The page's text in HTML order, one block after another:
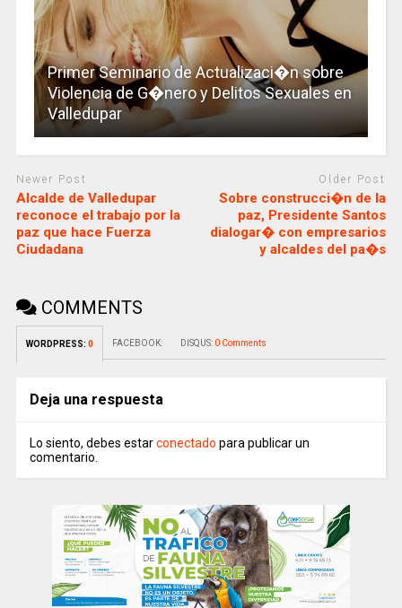
Primer Seminario de Actualizaci�n sobre
Violencia de G�nero y Delitos Sexuales en
Valledupar
Newer Post
Alcalde de Valledupar
reconoce el trabajo por la
paz que hace Fuerza
Ciudadana
Older Post
Sobre construcci�n de la
paz, Presidente Santos
dialogar� con empresarios
y alcaldes del pa�s
COMMENTS
WORDPRESS: 0 FACEBOOK: DISQUS: 0 Comments
Deja una respuesta
Lo siento, debes estarconectado para publicar un
comentario.